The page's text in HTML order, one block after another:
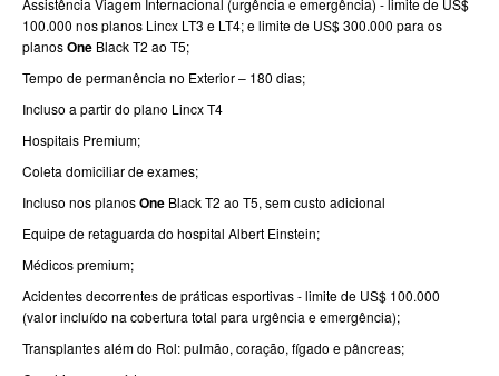
TRASMONTANO PLANO DE SAÚDE INDIVIDUAL
ÚNICA PLANO DE SAÚDE INDIVIDUAL
UNIMED GUARULHOS PLANO DE SAÚDE INDIVIDUAL
PLANO DE SAÚDE FAMILIAR
BIOVIDA PLANO DE SAÚDE FAMILIAR
CRUZ AZUL PLANO DE SAÚDE FAMILIAR
CUIDAR ME PLANO DE SAÚDE FAMILIAR
Assistência Viagem Internacional (urgência e emergência) - limite de US$
100.000 nos planos Lincx LT3 e LT4; e limite de US$ 300.000 para os
planosOne Black T2 ao T5;
Tempo de permanência no Exterior – 180 dias;
Incluso a partir do plano Lincx T4
Hospitais Premium;
Coleta domiciliar de exames;
Incluso nos planosOne Black T2 ao T5, sem custo adicional
Equipe de retaguarda do hospital Albert Einstein;
Médicos premium;
Acidentes decorrentes de práticas esportivas - limite de US$ 100.000
(valor incluído na cobertura total para urgência e emergência);
Transplantes além do Rol: pulmão, coração, fígado e pâncreas;